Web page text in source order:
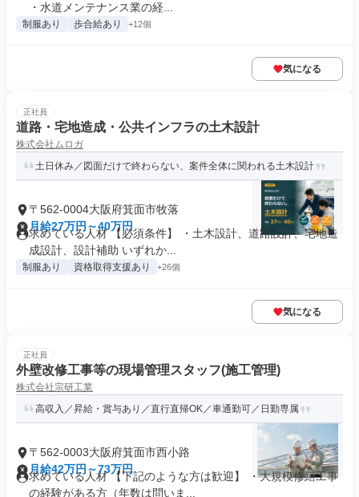
・水道メンテナンス業の経...
制服あり 歩合給あり +12個
気になる
正社員
道路・宅地造成・公共インフラの土木設計
株式会社ムロガ
土日休み／図面だけで終わらない、案件全体に関われる土木設計
〒562-0004大阪府箕面市牧落
月給27万円～40万円
求めている人材 【必須条件】 ・土木設計、道路設計、宅地造
成設計、設計補助 いずれか...
制服あり 資格取得支援あり +26個
気になる
正社員
外壁改修工事等の現場管理スタッフ(施工管理)
株式会社宗研工業
高収入／昇給・賞与あり／直行直帰OK／車通勤可／日勤専属
〒562-0003大阪府箕面市西小路
月給42万円～73万円
求めている人材 【下記のような方は歓迎】 ・大規模修繕工事
の経験がある方（年数は問いま...